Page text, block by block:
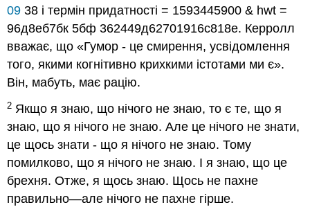
09 38 і термін придатності = 1593445900 & hwt =
96д8еб7бк 5бф 362449д62701916с818е. Керролл
вважає, що «Гумор - це смирення, усвідомлення
того, якими когнітивно крихкими істотами ми є».
Він, мабуть, має рацію.
2 Якщо я знаю, що нічого не знаю, то є те, що я
знаю, що я нічого не знаю. Але це нічого не знати,
це щось знати - що я нічого не знаю. Тому
помилково, що я нічого не знаю. І я знаю, що це
брехня. Отже, я щось знаю. Щось не пахне
правильно—але нічого не пахне гірше.